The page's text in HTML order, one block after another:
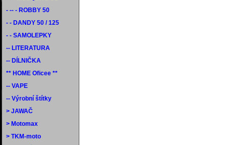
- -- - ROBBY 50
- - DANDY 50 / 125
- - SAMOLEPKY
-- LITERATURA
-- DÍLNIČKA
** HOME Oficee **
-- VAPE
-- Výrobní štítky
> JAWAČ
> Motomax
> TKM-moto